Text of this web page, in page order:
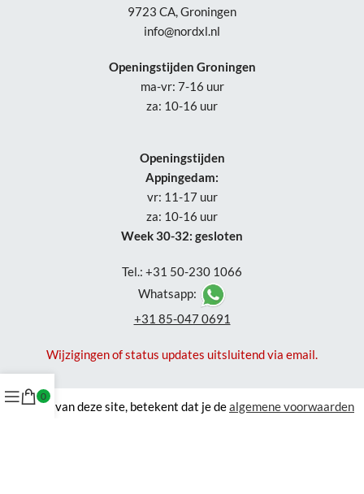
9723 CA, Groningen
info@nordxl.nl
Openingstijden Groningen
ma-vr: 7-16 uur
za: 10-16 uur
Openingstijden
Appingedam:
vr: 11-17 uur
za: 10-16 uur
Week 30-32: gesloten
Tel.: +31 50-230 1066
Whatsapp:
+31 85-047 0691
Wijzigingen of status updates uitsluitend via email.
Gebruik van deze site, betekent dat je dealgemene voorwaarden
0